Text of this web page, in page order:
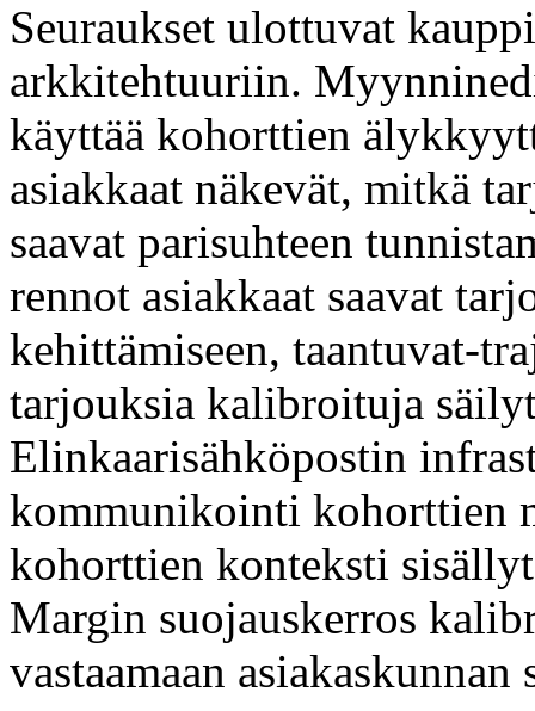
Seuraukset ulottuvat
arkkitehtuuriin.
käyttää kohorttien
asiakkaat näkevät, mitkä
saavat parisuhteen
rennot asiakkaat saavat
kehittämiseen, taantuvat-
tarjouksia kalibroituja
Elinkaarisähköpostin
kommunikointi kohorttien
kohorttien konteksti
Margin suojauskerros
vastaamaan